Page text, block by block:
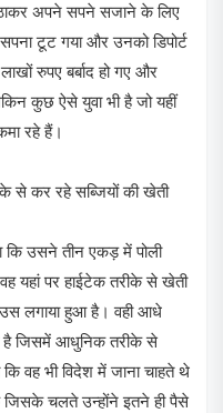
अपने सपने सजाने के लिए
टूट गया और उनको डिपोर्ट
रुपए बर्बाद हो गए और
कुछ ऐसे युवा भी है जो यहीं
रहे हैं।
से कर रहे सब्जियों की खेती
कि उसने तीन एकड़ में पोली
यहां पर हाईटेक तरीके से खेती
लगाया हुआ है। वही आधे
है जिसमें आधुनिक तरीके से
कि वह भी विदेश में जाना चाहते थे
चलते उन्होंने इतने ही पैसे